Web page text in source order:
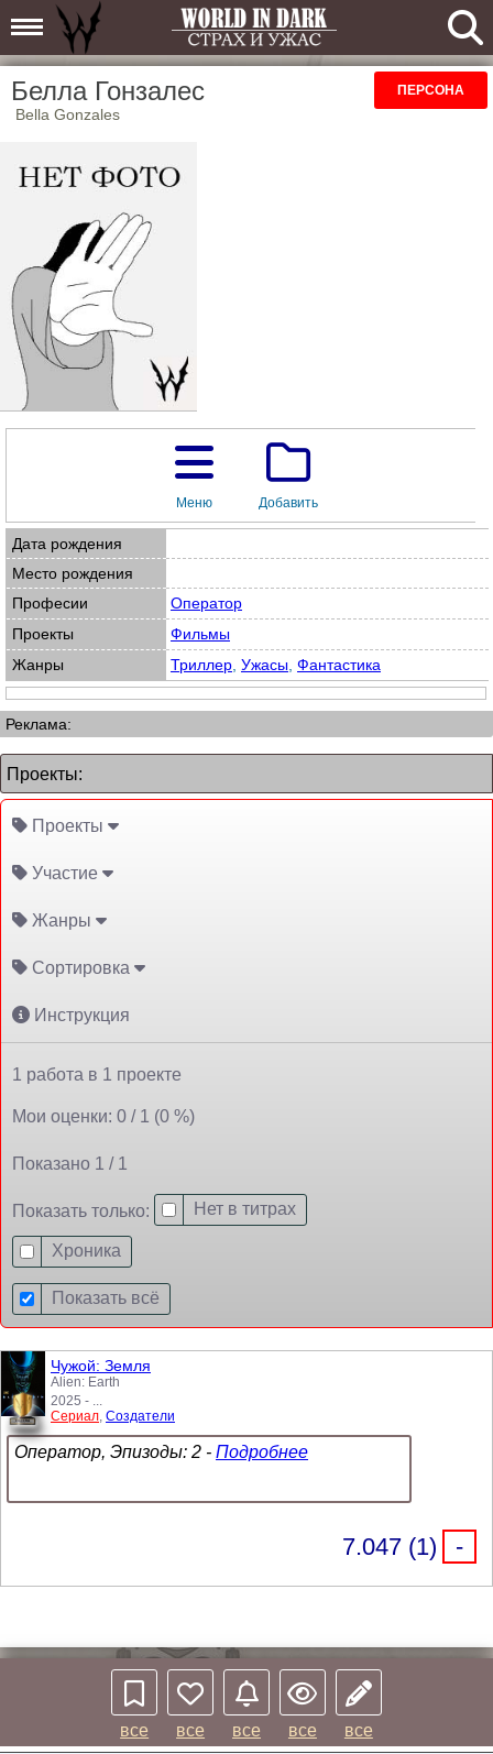
Белла Гонзалес
Bella Gonzales
ПЕРСОНА
Меню Добавить
Дата рождения
Место рождения
Професии
Оператор
Проекты
Фильмы
Жанры
Триллер, Ужасы, Фантастика
Реклама:
Проекты:
Проекты
Участие
Жанры
Сортировка
Инструкция
1 работа в 1 проекте
Мои оценки: 0 / 1 (0 %)
Показано 1 / 1
Показать только: Нет в титрах
Хроника
Показать всё
Чужой: Земля
Alien: Earth
2025 - ...
Сериал, Создатели
Оператор, Эпизоды: 2 - Подробнее
7.047 (1) -
все все все все все